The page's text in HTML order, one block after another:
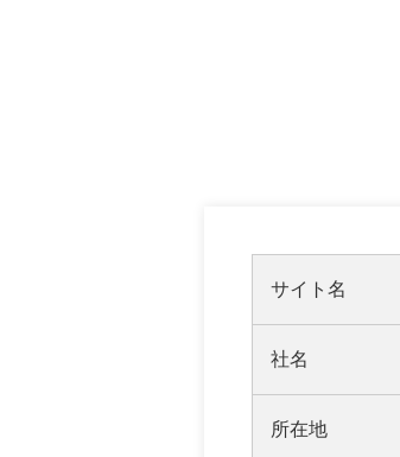
サイト名
社名
所在地